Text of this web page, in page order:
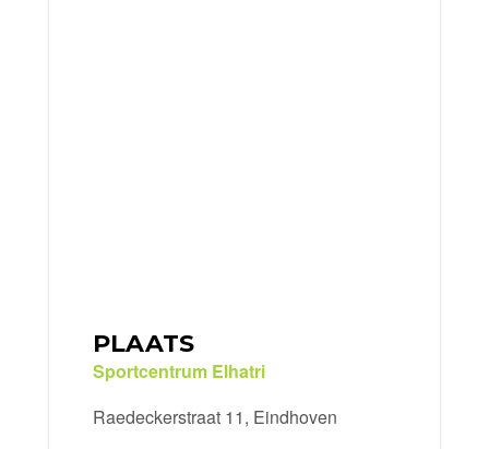
PLAATS
Sportcentrum Elhatri
Raedeckerstraat 11, Eindhoven